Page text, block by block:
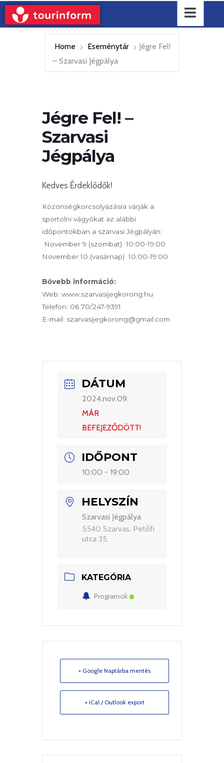
Home Eseménytár
Jégre Fel!
– Szarvasi Jégpálya
Jégre Fel! –
Szarvasi
Jégpálya
Kedves Érdeklődők!
Közönségkorcsolyázásra várják a
sportolni vágyókat az alábbi
időpontokban a szarvasi Jégpályán;
November 9 (szombat) 10:00-19:00
November 10 (vasárnap) 10:00-19:00
Bővebb információ:
Web: www.szarvasijegkorong.hu
Telefon: 06 70/247-9391
E-mail: szarvasijegkorong@gmail.com
DÁTUM
2024.nov.09.
MÁR
BEFEJEZŐDÖTT!
IDŐPONT
10:00 - 19:00
HELYSZÍN
Szarvasi Jégpálya
5540 Szarvas, Petőfi
utca 35.
KATEGÓRIA
Programok
+ Google Naptárba mentés
+ iCal / Outlook export